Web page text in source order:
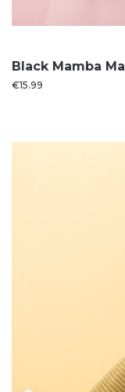
Black Mamba
€15.99